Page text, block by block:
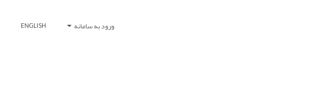
ورود به سامانه ENGLISH